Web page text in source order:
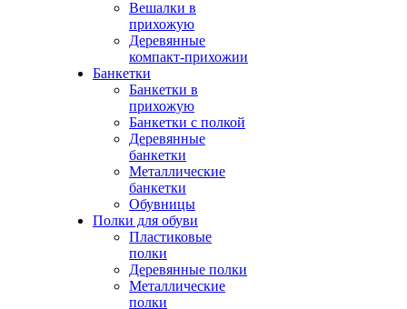
Вешалки в
прихожую
Деревянные
компакт-прихожии
Банкетки
Банкетки в
прихожую
Банкетки с полкой
Деревянные
банкетки
Металлические
банкетки
Обувницы
Полки для обуви
Пластиковые
полки
Деревянные полки
Металлические
полки